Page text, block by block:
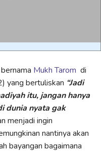
Mukh Tarom di
yang bertuliskan “Jadi
itu, jangan hanya
dunia nyata gak
menjadi ingin
nantinya akan
bayangan bagaimana